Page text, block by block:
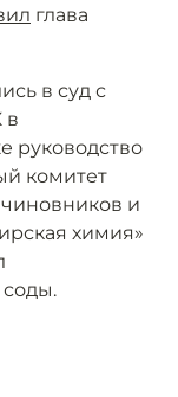
глава
в суд с
в
руководство
комитет
и
химия»